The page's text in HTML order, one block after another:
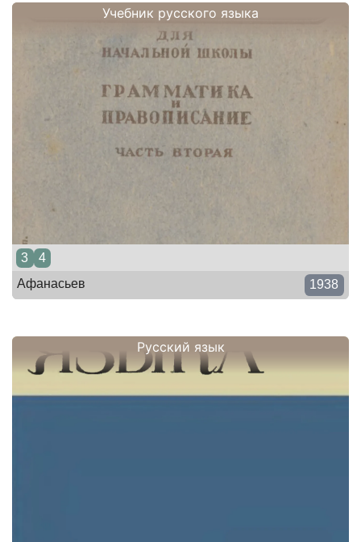
Учебник русского языка
3
4
Афанасьев
1938
Русский язык